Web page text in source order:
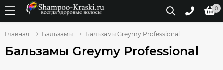
0
Главная Бальзамы Бальзамы Greymy Professional
Бальзамы Greymy Professional